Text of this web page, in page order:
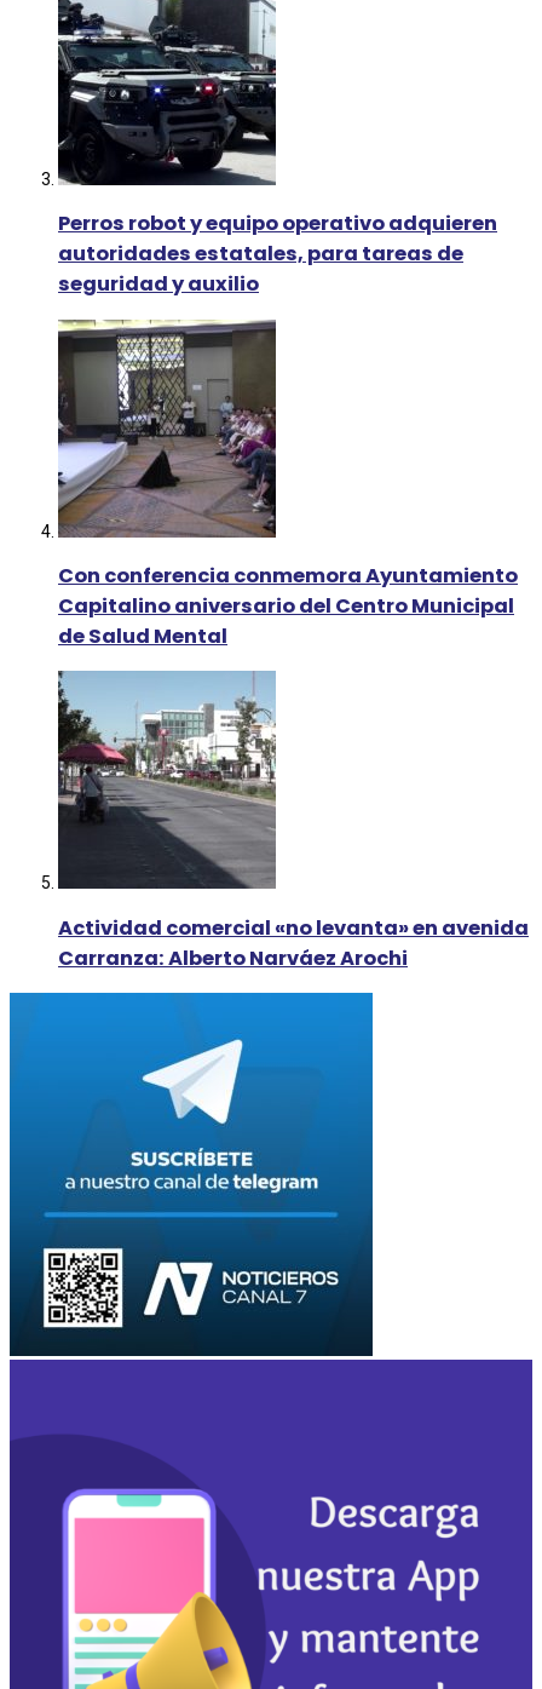
Perros robot y equipo operativo adquieren
autoridades estatales, para tareas de
seguridad y auxilio
Con conferencia conmemora Ayuntamiento
Capitalino aniversario del Centro Municipal
de Salud Mental
Actividad comercial «no levanta» en avenida
Carranza: Alberto Narváez Arochi